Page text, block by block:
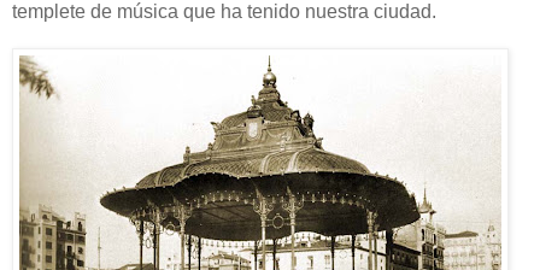
templete de música que ha tenido nuestra ciudad.